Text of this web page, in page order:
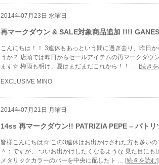
2014年07月23日 水曜日
再マークダウン & SALE対象商品追加 !!!!
こんにちは！！ 3連休もあっという間に過ぎ去り、昨日
うか？ 店頭では昨日からセールアイテムの再マークダウ
ます☆ 梅雨も明け、夏はまだまだこれから！！ … [続き
EXCLUSIVE MINO
2014年07月21日 月曜日
14ss 再マークダウン!! PATRIZIA PEPE – パトリ
皆様こんにちは☆ この3連休はお出かけされた方も多いの
＾；ですが、 ついお出かけしたくなるような 見た目に
メタリックカラーのバーを中央に配したト … [続きを読む]